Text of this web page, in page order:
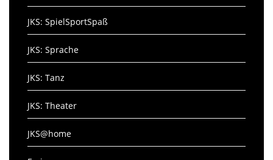
JKS: SpielSportSpaß
JKS: Sprache
JKS: Tanz
JKS: Theater
JKS@home